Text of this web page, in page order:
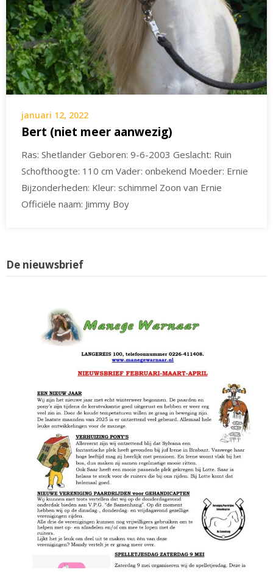
januari 12, 2022
Bert (niet meer aanwezig)
Ras: Shetlander Geboren: 9-6-2003 Geslacht: Ruin
Schofthoogte: 110 cm Vader: onbekend Moeder: Ernie
Bijzonderheden: Kleur: schimmel Zoon van Ernie
Officiële naam: Jimmy Boy
De nieuwsbrief